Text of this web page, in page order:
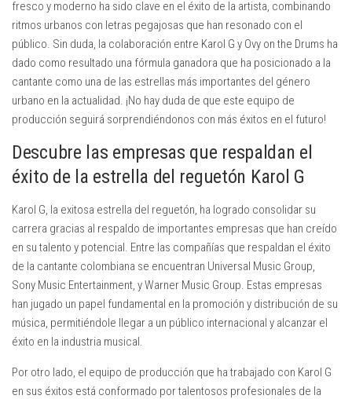
fresco y moderno ha sido clave en el éxito de la artista, combinando
ritmos urbanos con letras pegajosas que han resonado con el
público. Sin duda, la colaboración entre Karol G y Ovy on the Drums ha
dado como resultado una fórmula ganadora que ha posicionado a la
cantante como una de las estrellas más importantes del género
urbano en la actualidad. ¡No hay duda de que este equipo de
producción seguirá sorprendiéndonos con más éxitos en el futuro!
Descubre las empresas que respaldan el
éxito de la estrella del reguetón Karol G
Karol G, la exitosa estrella del reguetón, ha logrado consolidar su
carrera gracias al respaldo de importantes empresas que han creído
en su talento y potencial. Entre las compañías que respaldan el éxito
de la cantante colombiana se encuentran Universal Music Group,
Sony Music Entertainment, y Warner Music Group. Estas empresas
han jugado un papel fundamental en la promoción y distribución de su
música, permitiéndole llegar a un público internacional y alcanzar el
éxito en la industria musical.
Por otro lado, el equipo de producción que ha trabajado con Karol G
en sus éxitos está conformado por talentosos profesionales de la